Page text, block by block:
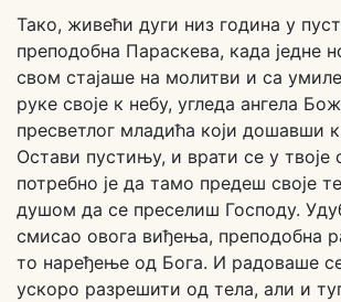
Тако, живећи дуги низ година у
преподобна Параскева, када једне
свом стајаше на молитви и са
руке своје к небу, угледа ангела
пресветлог младића који дошавши
Остави пустињу, и врати се у твоје
потребно је да тамо предеш своје
душом да се преселиш Господу.
смисао овога виђења, преподобна
то наређење од Бога. И радоваше
ускоро разрешити од тела, али и